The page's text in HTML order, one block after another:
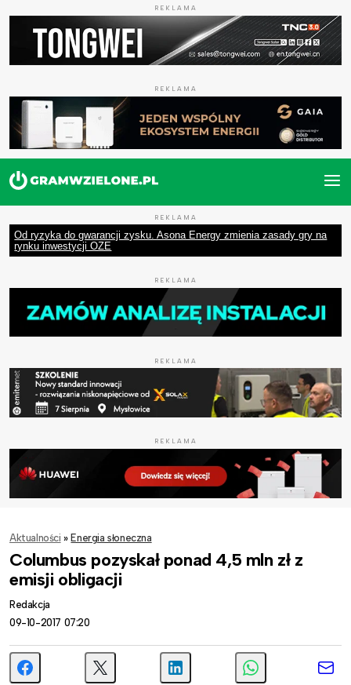
REKLAMA
REKLAMA
REKLAMA
Od ryzyka do gwarancji zysku. Asona Energy zmienia zasady gry na
rynku inwestycji OZE
REKLAMA
REKLAMA
REKLAMA
Aktualności » Energia słoneczna
Columbus pozyskał ponad 4,5 mln zł z
emisji obligacji
Redakcja
09-10-2017 07:20